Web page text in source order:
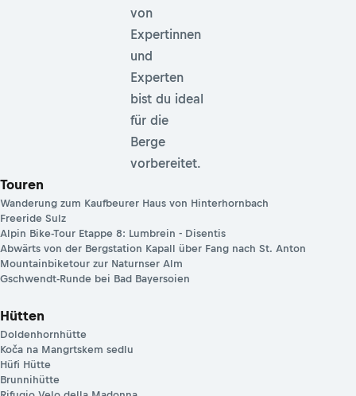
von
Expertinnen
und
Experten
bist du ideal
für die
Berge
vorbereitet.
Touren
Wanderung zum Kaufbeurer Haus von Hinterhornbach
Freeride Sulz
Alpin Bike-Tour Etappe 8: Lumbrein - Disentis
Abwärts von der Bergstation Kapall über Fang nach St. Anton
Mountainbiketour zur Naturnser Alm
Gschwendt-Runde bei Bad Bayersoien
Hütten
Doldenhornhütte
Koča na Mangrtskem sedlu
Hüfi Hütte
Brunnihütte